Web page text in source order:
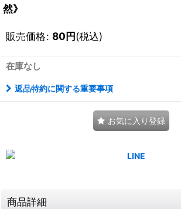
然》
販売価格: 80円(税込)
在庫なし
返品特約に関する重要事項
お気に入り登録
商品詳細